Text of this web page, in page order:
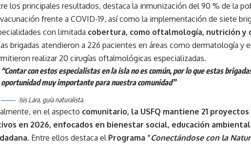
los principales resultados, destaca la inmunización del 90 % de la
frente a COVID-19, así como la implementación de siete
con limitada cobertura, como oftalmología, nutrición y
brigadas atendieron a 226 pacientes en áreas como dermatología y
realizar 20 cirugías oftalmológicas especializadas.
“Contar con estos especialistas en la isla no es común, por lo que estas
oportunidad muy importante para nuestra comunidad”
Isis Lara, guía naturalista.
en el aspecto comunitario, la USFQ mantiene 21
en 2026, enfocados en bienestar social, educación
. Entre ellos destaca el Programa “Conectándose con la